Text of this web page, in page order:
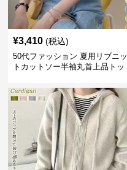
¥3,410 (税込)
50代ファッション 夏用リブニッ
トカットソー半袖丸首上品トッ